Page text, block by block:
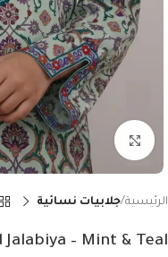
Click to enlarge
الرئيسية جلابيات نسائية
– Mint & Teal